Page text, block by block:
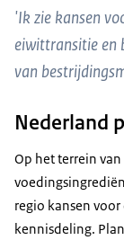
'Ik zie kansen
eiwittransitie en
van
Nederland
Op het terrein
regio kansen
kennisdeling.